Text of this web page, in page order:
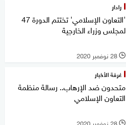
رادار
'التعاون الإسلامي' تختتم الدورة 47
لمجلس وزراء الخارجية
l 28 نوفمبر 2020
غرفة الأخبار
متحدون ضد الإرهاب.. رسالة منظمة
التعاون الإسلامي
l